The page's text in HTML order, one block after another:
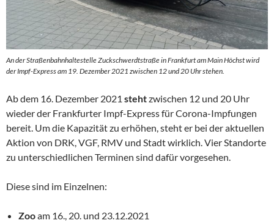
An der Straßenbahnhaltestelle Zuckschwerdtstraße in Frankfurt am Main Höchst wird
der Impf-Express am 19. Dezember 2021 zwischen 12 und 20 Uhr stehen.
Ab dem 16. Dezember 2021 stehtzwischen 12 und 20 Uhr
wieder der Frankfurter Impf-Express für Corona-Impfungen
bereit. Um die Kapazität zu erhöhen, steht er bei der aktuellen
Aktion von DRK, VGF, RMV und Stadt wirklich. Vier Standorte
zu unterschiedlichen Terminen sind dafür vorgesehen.
Diese sind im Einzelnen:
Zooam 16., 20. und 23.12.2021